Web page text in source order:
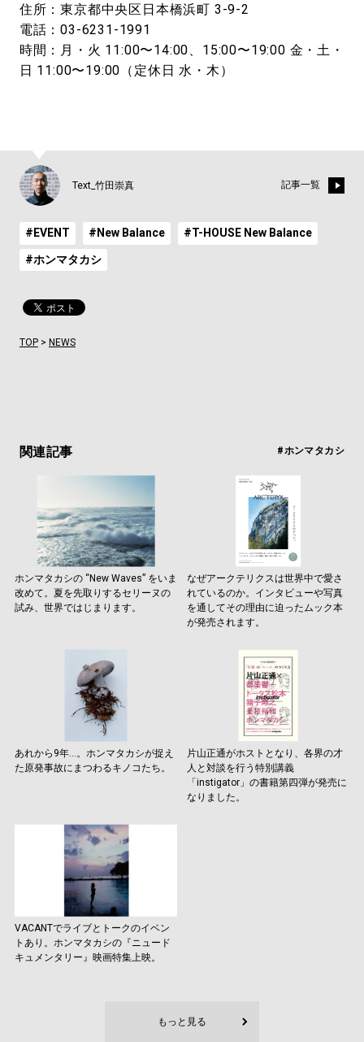
住所：東京都中央区日本橋浜町 3-9-2
電話：03-6231-1991
時間：月・火 11:00〜14:00、15:00〜19:00 金・土・
日 11:00〜19:00（定休日 水・木）
Text_竹田崇真 記事一覧
#EVENT #New Balance #T-HOUSE New Balance
#ホンマタカシ
TOP> NEWS
関連記事 #ホンマタカシ
ホンマタカシの “New Waves” をいま
改めて。夏を先取りするセリーヌの
試み、世界ではじまります。
なぜアークテリクスは世界中で愛さ
れているのか。インタビューや写真
を通してその理由に迫ったムック本
が発売されます。
あれから9年…。ホンマタカシが捉え
た原発事故にまつわるキノコたち。
片山正通がホストとなり、各界の才
人と対談を行う特別講義
「instigator」の書籍第四弾が発売に
なりました。
VACANTでライブとトークのイベン
トあり。ホンマタカシの『ニュード
キュメンタリー』映画特集上映。
もっと見る